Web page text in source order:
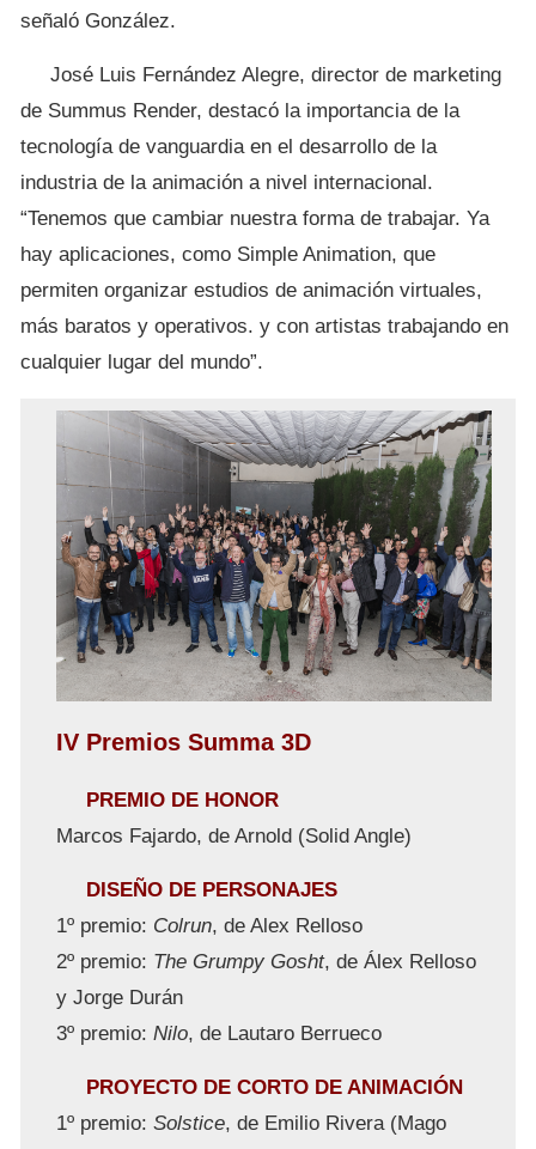
señaló González.
José Luis Fernández Alegre, director de marketing
de Summus Render, destacó la importancia de la
tecnología de vanguardia en el desarrollo de la
industria de la animación a nivel internacional.
“Tenemos que cambiar nuestra forma de trabajar. Ya
hay aplicaciones, como Simple Animation, que
permiten organizar estudios de animación virtuales,
más baratos y operativos. y con artistas trabajando en
cualquier lugar del mundo”.
IV Premios Summa 3D
PREMIO DE HONOR
Marcos Fajardo, de Arnold (Solid Angle)
DISEÑO DE PERSONAJES
1º premio: Colrun, de Alex Relloso
2º premio: The Grumpy Gosht, de Álex Relloso
y Jorge Durán
3º premio: Nilo, de Lautaro Berrueco
PROYECTO DE CORTO DE ANIMACIÓN
1º premio: Solstice, de Emilio Rivera (Mago